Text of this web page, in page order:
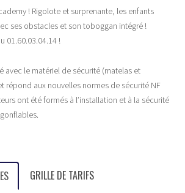
! Rigolote et surprenante, les enfants
ses obstacles et son toboggan intégré !
01.60.03.04.14 !
avec le matériel de sécurité (matelas et
répond aux nouvelles normes de sécurité NF
ont été formés à l’installation et à la sécurité
GRILLE DE TARIFS